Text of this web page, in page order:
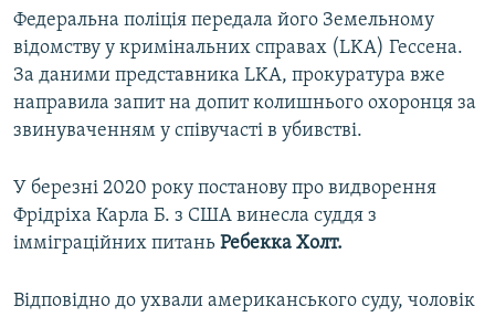
Федеральна поліція передала його Земельному
відомству у кримінальних справах (LKA) Гессена.
За даними представника LKA, прокуратура вже
направила запит на допит колишнього охоронця за
звинуваченням у співучасті в убивстві.
У березні 2020 року постанову про видворення
Фрідріха Карла Б. з США винесла суддя з
імміграційних питань Ребекка Холт.
Відповідно до ухвали американського суду, чоловік